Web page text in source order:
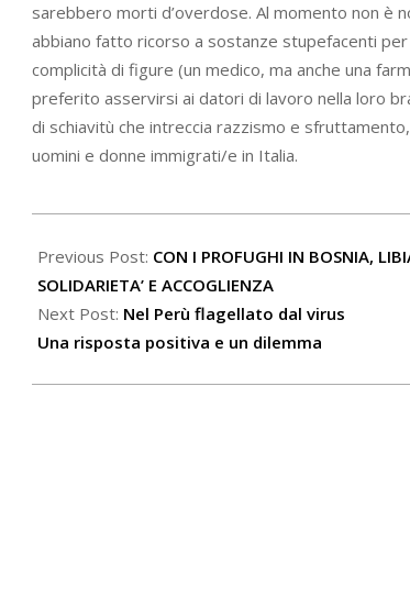
sarebbero morti d’overdose. Al momento non è
abbiano fatto ricorso a sostanze stupefacenti
complicità di figure (un medico, ma anche una
preferito asservirsi ai datori di lavoro nella loro
di schiavitù che intreccia razzismo e
uomini e donne immigrati/e in Italia.
05-
31
Previous Post: CON I PROFUGHI IN BOSNIA,
SOLIDARIETA’ E ACCOGLIENZA
Next Post: Nel Perù flagellato dal virus
Una risposta positiva e un dilemma